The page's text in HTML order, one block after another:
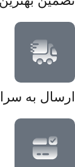
ارسال به